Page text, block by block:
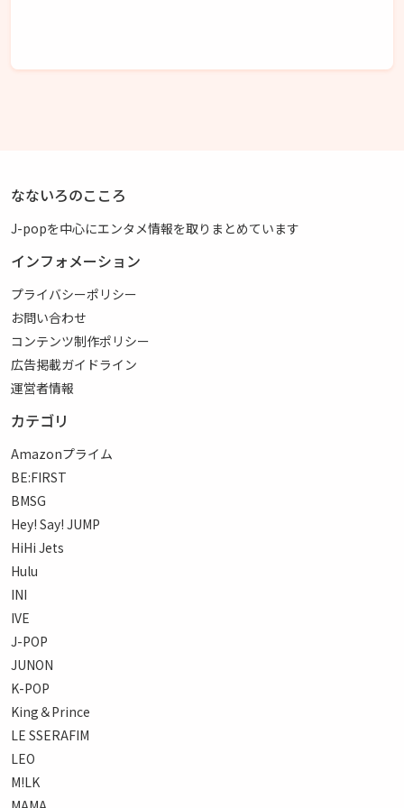
なないろのこころ
J-popを中心にエンタメ情報を取りまとめています
インフォメーション
プライバシーポリシー
お問い合わせ
コンテンツ制作ポリシー
広告掲載ガイドライン
運営者情報
カテゴリ
Amazonプライム
BE:FIRST
BMSG
Hey! Say! JUMP
HiHi Jets
Hulu
INI
IVE
J-POP
JUNON
K-POP
King＆Prince
LE SSERAFIM
LEO
M!LK